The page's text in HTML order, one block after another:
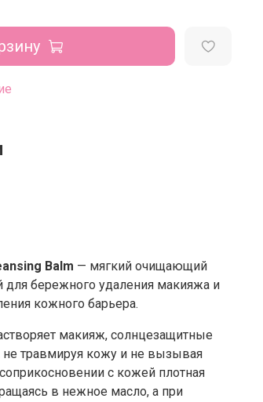
Balm — мягкий очищающий
для бережного удаления макияжа и
кожного барьера.
макияж, солнцезащитные
не травмируя кожу и не вызывая
с кожей плотная
в нежное масло, а при